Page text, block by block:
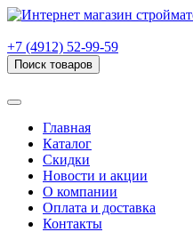
+7 (4912) 52-99-59
Поиск товаров
Главная
Каталог
Скидки
Новости и акции
О компании
Оплата и доставка
Контакты